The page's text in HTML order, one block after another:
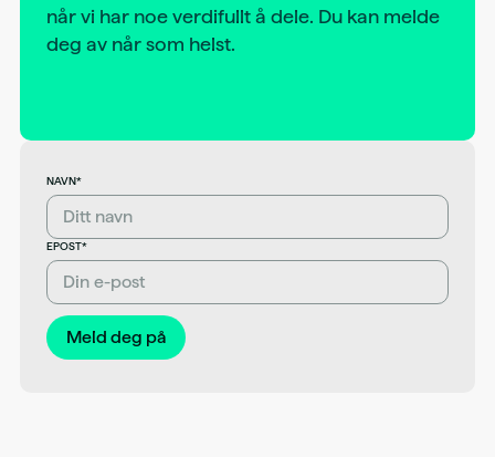
når vi har noe verdifullt å dele. Du kan melde
deg av når som helst.
NAVN*
EPOST*
Meld deg på